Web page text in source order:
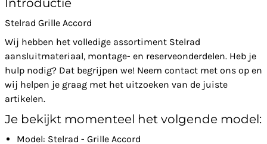
Introductie
Stelrad Grille Accord
Wij hebben het volledige assortiment Stelrad
aansluitmateriaal, montage- en reserveonderdelen. Heb je
hulp nodig? Dat begrijpen we! Neem contact met ons op en
wij helpen je graag met het uitzoeken van de juiste
artikelen.
Je bekijkt momenteel het volgende model:
Model: Stelrad - Grille Accord